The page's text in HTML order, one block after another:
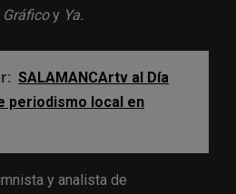
y Ya.
SALAMANCArtv al Día
periodismo local en
y analista de